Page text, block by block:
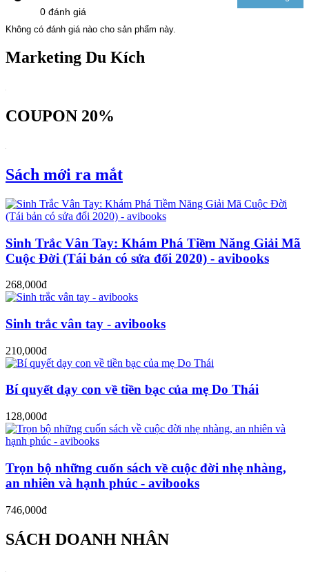
0 đánh giá
Không có đánh giá nào cho sản phẩm này.
Marketing Du Kích
COUPON 20%
Sách mới ra mắt
Sinh Trắc Vân Tay: Khám Phá Tiềm Năng Giải Mã
Cuộc Đời (Tái bản có sửa đổi 2020) - avibooks
268,000đ
Sinh trắc vân tay - avibooks
210,000đ
Bí quyết dạy con về tiền bạc của mẹ Do Thái
128,000đ
Trọn bộ những cuốn sách về cuộc đời nhẹ nhàng,
an nhiên và hạnh phúc - avibooks
746,000đ
SÁCH DOANH NHÂN